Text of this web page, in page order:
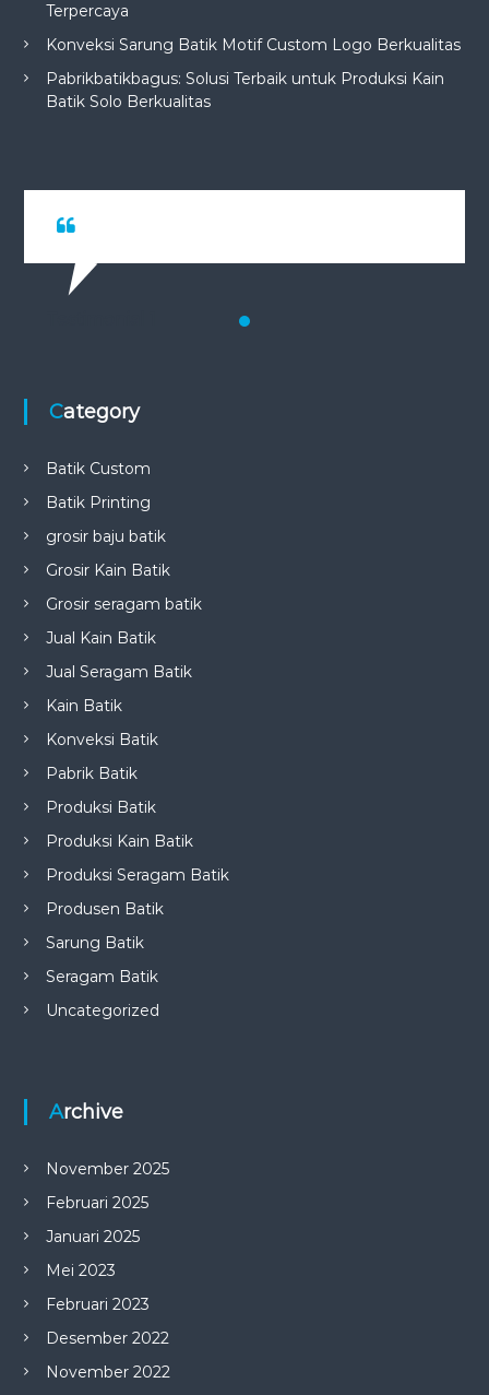
Terpercaya
Konveksi Sarung Batik Motif Custom Logo Berkualitas
Pabrikbatikbagus: Solusi Terbaik untuk Produksi Kain
Batik Solo Berkualitas
Category
Batik Custom
Batik Printing
grosir baju batik
Grosir Kain Batik
Grosir seragam batik
Jual Kain Batik
Jual Seragam Batik
Kain Batik
Konveksi Batik
Pabrik Batik
Produksi Batik
Produksi Kain Batik
Produksi Seragam Batik
Produsen Batik
Sarung Batik
Seragam Batik
Uncategorized
Archive
November 2025
Februari 2025
Januari 2025
Mei 2023
Februari 2023
Desember 2022
November 2022